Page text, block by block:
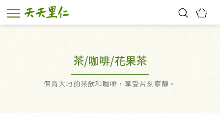
茶/咖啡/花果茶
保育大地的茶飲和咖啡，享受片刻寧靜。